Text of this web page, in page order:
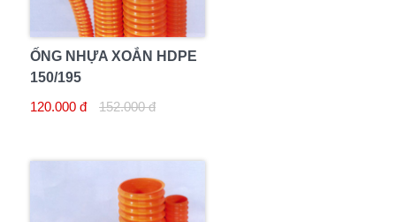
ỐNG NHỰA XOẮN HDPE
150/195
120.000 đ
152.000 đ